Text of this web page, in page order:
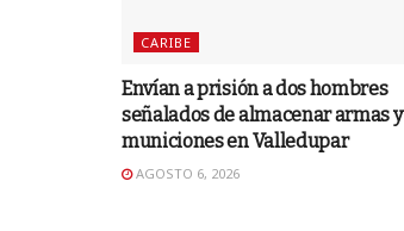
CARIBE
Envían a prisión a dos hombres
señalados de almacenar armas y
municiones en Valledupar
AGOSTO 6, 2026